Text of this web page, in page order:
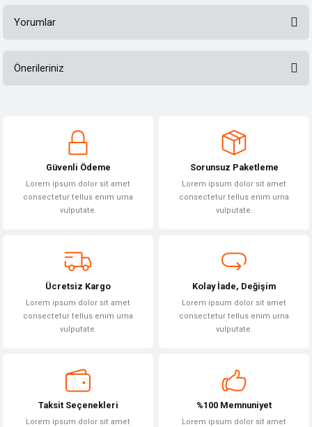
Yorumlar
Önerileriniz
Görüş ve önerileriniz için teşekkür ederiz.
Ürün açıklamasında eksik bilgiler bulunuyor.
Ürün bilgilerinde hatalar bulunuyor.
Bu ürüne benzer farklı alternatifler olmalı.
Güvenli Ödeme
Lorem ipsum dolor sit amet
consectetur tellus enim urna
vulputate.
Sorunsuz Paketleme
Lorem ipsum dolor sit amet
consectetur tellus enim urna
vulputate.
Ücretsiz Kargo
Lorem ipsum dolor sit amet
consectetur tellus enim urna
vulputate.
Kolay İade, Değişim
Lorem ipsum dolor sit amet
consectetur tellus enim urna
vulputate.
Taksit Seçenekleri
Lorem ipsum dolor sit amet
%100 Memnuniyet
Lorem ipsum dolor sit amet